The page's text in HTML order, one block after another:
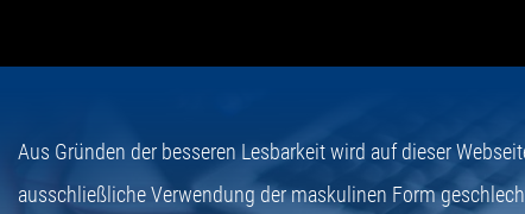
Aus Gründen der besseren Lesbarkeit wird auf dieser
ausschließliche Verwendung der maskulinen Form